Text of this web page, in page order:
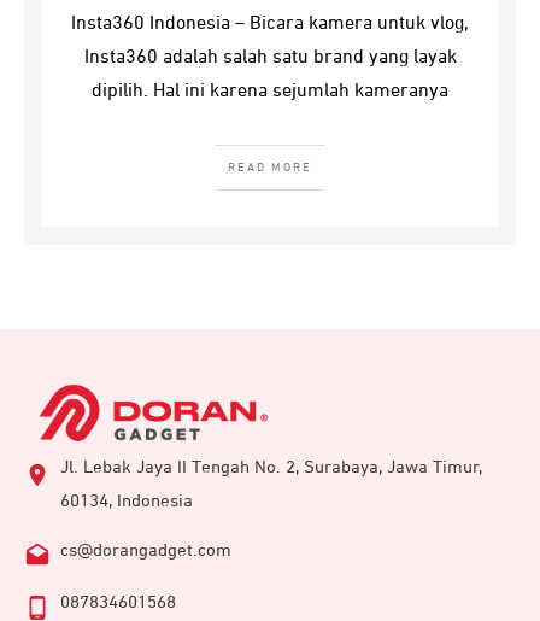
Insta360 Indonesia – Bicara kamera untuk vlog,
Insta360 adalah salah satu brand yang layak
dipilih. Hal ini karena sejumlah kameranya
READ MORE
Jl. Lebak Jaya II Tengah No. 2, Surabaya, Jawa Timur,
60134, Indonesia
cs@dorangadget.com
087834601568